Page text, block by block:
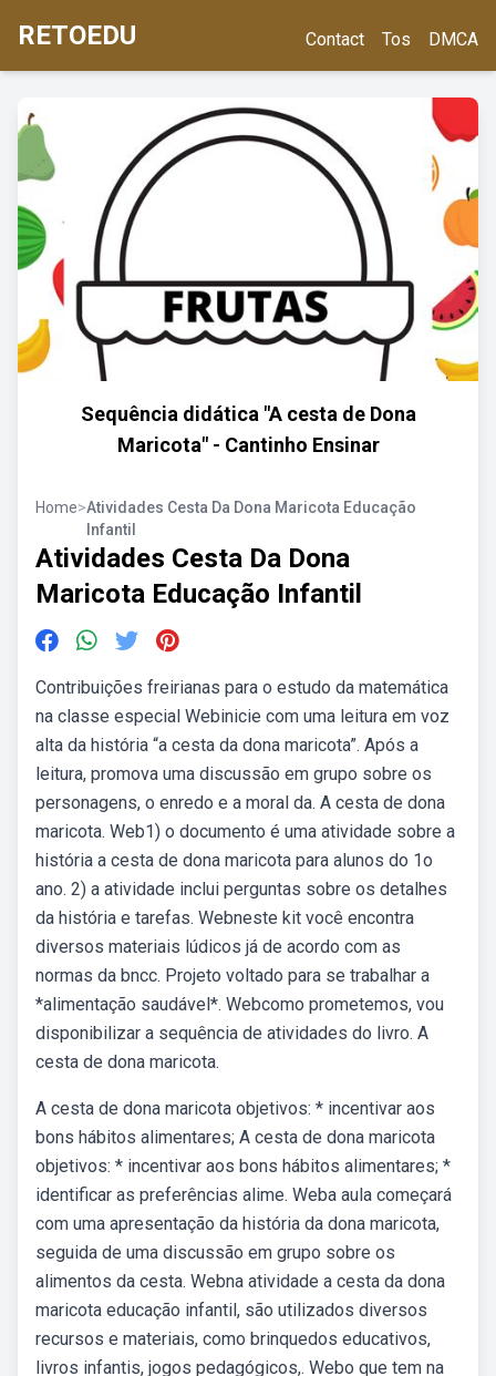
RETOEDU Contact Tos DMCA
Sequência didática "A cesta de Dona
Maricota" - Cantinho Ensinar
Home>Atividades Cesta Da Dona Maricota Educação
Infantil
Atividades Cesta Da Dona
Maricota Educação Infantil
Contribuições freirianas para o estudo da matemática
na classe especial Webinicie com uma leitura em voz
alta da história “a cesta da dona maricota”. Após a
leitura, promova uma discussão em grupo sobre os
personagens, o enredo e a moral da. A cesta de dona
maricota. Web1) o documento é uma atividade sobre a
história a cesta de dona maricota para alunos do 1o
ano. 2) a atividade inclui perguntas sobre os detalhes
da história e tarefas. Webneste kit você encontra
diversos materiais lúdicos já de acordo com as
normas da bncc. Projeto voltado para se trabalhar a
*alimentação saudável*. Webcomo prometemos, vou
disponibilizar a sequência de atividades do livro. A
cesta de dona maricota.
A cesta de dona maricota objetivos: * incentivar aos
bons hábitos alimentares; A cesta de dona maricota
objetivos: * incentivar aos bons hábitos alimentares; *
identificar as preferências alime. Weba aula começará
com uma apresentação da história da dona maricota,
seguida de uma discussão em grupo sobre os
alimentos da cesta. Webna atividade a cesta da dona
maricota educação infantil, são utilizados diversos
recursos e materiais, como brinquedos educativos,
livros infantis, jogos pedagógicos,. Webo que tem na